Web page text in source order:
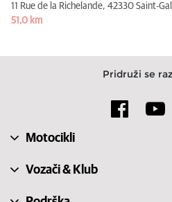
11 Rue de la Richelande, 42330 Saint-
51,0 km
Pridruži se
Motocikli
Vozači & Klub